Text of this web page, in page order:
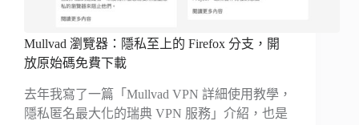
Mullvad 瀏覽器：隱私至上的 Firefox 分支，開
放原始碼免費下載
去年我寫了一篇「Mullvad VPN 詳細使用教學，
隱私匿名最大化的瑞典 VPN 服務」介紹，也是